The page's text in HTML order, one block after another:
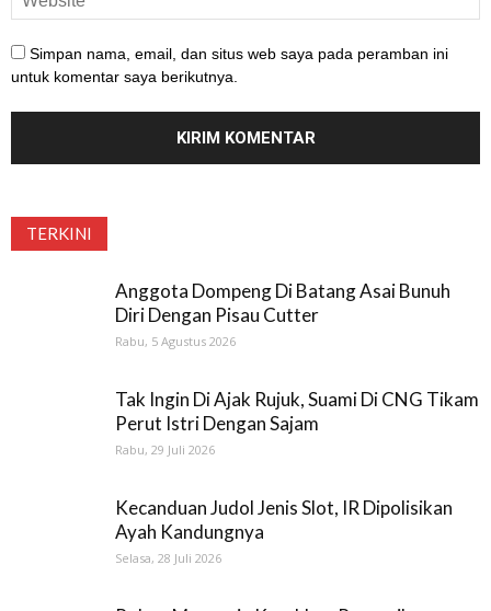
Simpan nama, email, dan situs web saya pada peramban ini
untuk komentar saya berikutnya.
TERKINI
Anggota Dompeng Di Batang Asai Bunuh
Diri Dengan Pisau Cutter
Rabu, 5 Agustus 2026
Tak Ingin Di Ajak Rujuk, Suami Di CNG Tikam
Perut Istri Dengan Sajam
Rabu, 29 Juli 2026
Kecanduan Judol Jenis Slot, IR Dipolisikan
Ayah Kandungnya
Selasa, 28 Juli 2026